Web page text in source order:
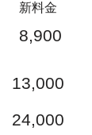
新料金
8,900
13,000
24,000